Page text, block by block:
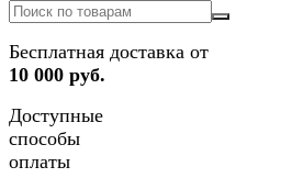
Бесплатная доставка от
10 000 руб.
Доступные
способы
оплаты